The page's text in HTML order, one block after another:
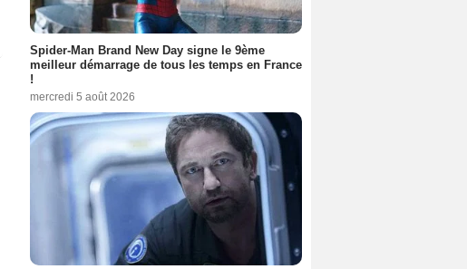
Spider-Man Brand New Day signe le 9ème
meilleur démarrage de tous les temps en France
!
mercredi 5 août 2026